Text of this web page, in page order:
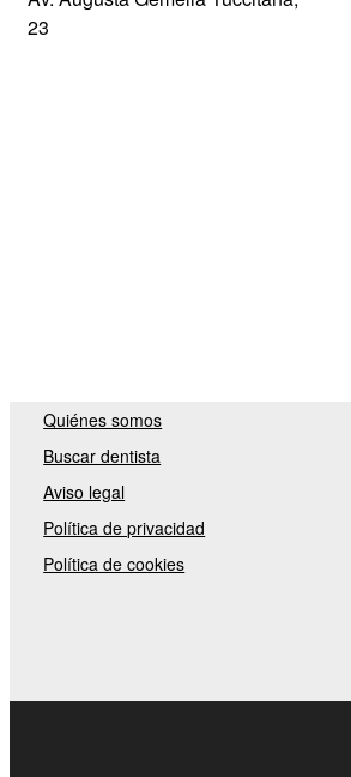
23
Quiénes somos
Buscar dentista
Aviso legal
Política de privacidad
Política de cookies